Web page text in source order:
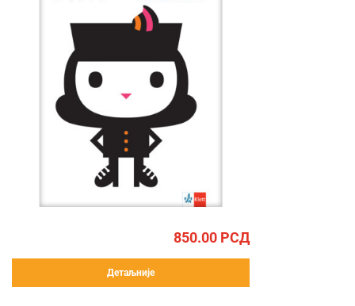
850.00 РСД
Детаљније